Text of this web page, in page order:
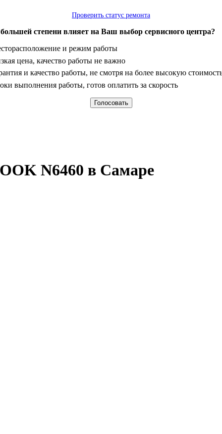
Проверить статус ремонта
степени влияет на Ваш выбор сервисного центра?
и режим работы
цена, качество работы не важно
и качество работы, не смотря на более высокую
выполнения работы, готов оплатить за скорость
N6460 в Самаре